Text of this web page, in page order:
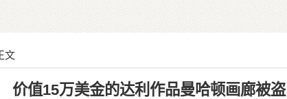
文
价值15万美金的达利作品曼哈顿画廊被盗